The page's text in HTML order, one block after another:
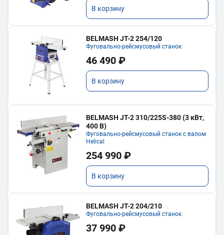
В корзину
BELMASH JT-2 254/120
Фуговально-рейсмусовый станок
46 490 ₽
В корзину
BELMASH JT-2 310/225S-380 (3 кВт,
400 В)
Фуговально-рейсмусовый станок с валом
Helical
254 990 ₽
В корзину
BELMASH JT-2 204/210
Фуговально-рейсмусовый станок
37 990 ₽